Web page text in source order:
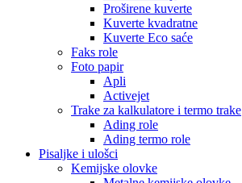
Proširene kuverte
Kuverte kvadratne
Kuverte Eco saće
Faks role
Foto papir
Apli
Activejet
Trake za kalkulatore i termo trake
Ading role
Ading termo role
Pisaljke i ulošci
Kemijske olovke